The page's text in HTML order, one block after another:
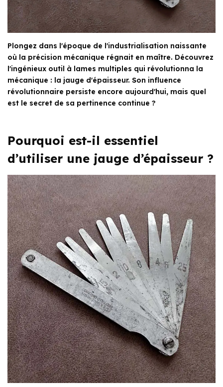
Plongez dans l'époque de l'industrialisation naissante
où la précision mécanique régnait en maître. Découvrez
l'ingénieux outil à lames multiples qui révolutionna la
mécanique : la jauge d'épaisseur. Son influence
révolutionnaire persiste encore aujourd'hui, mais quel
est le secret de sa pertinence continue ?
Pourquoi est-il essentiel
d’utiliser une jauge d’épaisseur ?